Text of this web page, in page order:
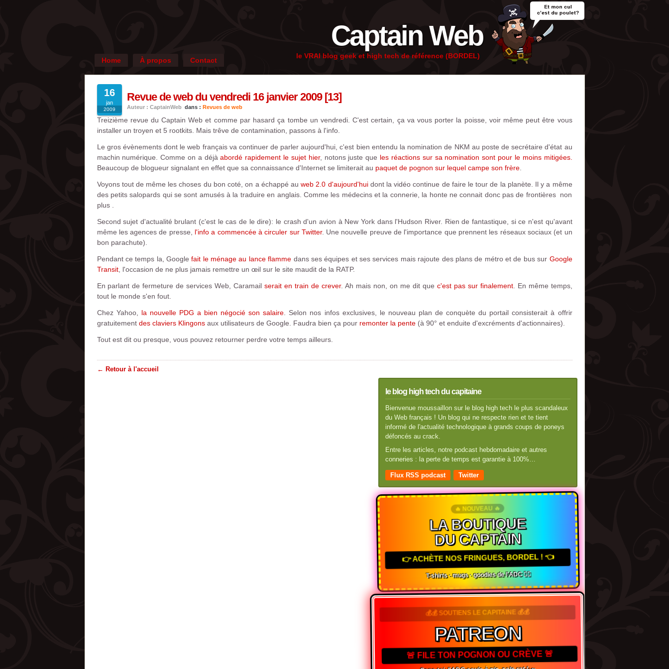
Captain Web
le VRAI blog geek et high tech de référence (BORDEL)
Home À propos Contact
16
jan
2009
Revue de web du vendredi 16 janvier 2009 [13]
Auteur : CaptainWeb dans : Revues de web
Treizième revue du Captain Web et comme par hasard ça tombe un vendredi. C'est certain, ça va vous porter la poisse, voir même peut être vous
installer un troyen et 5 rootkits. Mais trêve de contamination, passons à l'info.
Le gros évènements dont le web français va continuer de parler aujourd'hui, c'est bien entendu la nomination de NKM au poste de secrétaire d'état au
machin numérique. Comme on a déjàabordé rapidement le sujet hier, notons juste que les réactions sur sa nomination sont pour le moins mitigées.
Beaucoup de blogueur signalant en effet que sa connaissance d'Internet se limiterait au paquet de pognon sur lequel campe son frère.
Voyons tout de même les choses du bon coté, on a échappé auweb 2.0 d'aujourd'huidont la vidéo continue de faire le tour de la planète. Il y a même
des petits salopards qui se sont amusés à la traduire en anglais. Comme les médecins et la connerie, la honte ne connait donc pas de frontières non
plus .
Second sujet d'actualité brulant (c'est le cas de le dire): le crash d'un avion à New York dans l'Hudson River. Rien de fantastique, si ce n'est qu'avant
même les agences de presse, l'info a commencée à circuler sur Twitter. Une nouvelle preuve de l'importance que prennent les réseaux sociaux (et un
bon parachute).
Pendant ce temps la, Googlefait le ménage au lance flamme dans ses équipes et ses services mais rajoute des plans de métro et de bus sur Google
Transit, l'occasion de ne plus jamais remettre un œil sur le site maudit de la RATP.
En parlant de fermeture de services Web, Caramailserait en train de crever. Ah mais non, on me dit que c'est pas sur finalement. En même temps,
tout le monde s'en fout.
Chez Yahoo, la nouvelle PDG a bien négocié son salaire . Selon nos infos exclusives, le nouveau plan de conquète du portail consisterait à offrir
gratuitement des claviers Klingonsaux utilisateurs de Google. Faudra bien ça pour remonter la pente(à 90° et enduite d'excréments d'actionnaires).
Tout est dit ou presque, vous pouvez retourner perdre votre temps ailleurs.
← Retour à l'accueil
le blog high tech du capitaine
Bienvenue moussaillon sur le blog high tech le plus scandaleux
du Web français ! Un blog qui ne respecte rien et te tient
informé de l'actualité technologique à grands coups de poneys
défoncés au crack.
Entre les articles, notre podcast hebdomadaire et autres
conneries : la perte de temps est garantie à 100%…
Flux RSS podcast Twitter
🔥 NOUVEAU 🔥
LA BOUTIQUE
DU CAPTAIN
👉 ACHÈTE NOS FRINGUES, BORDEL ! 👈
T-shirts · mugs · goodies de l'ADC 🏴‍☠️
💰💰 SOUTIENS LE CAPITAINE 💰💰
PATREON
🚨 FILE TON POGNON OU CRÈVE 🚨